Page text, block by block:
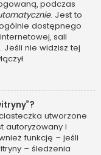
podczas
. Jest to
dostępnego
sali
nie widzisz tej
utworzone
autoryzowany i
funkcję – jeśli
– śledzenia